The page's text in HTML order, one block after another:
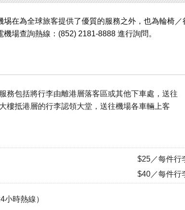
在為全球旅客提供了優質的服務之外，也為輪椅／
場查詢熱線：(852) 2181-8888 進行詢問。
務包括將行李由離港層落客區或其他下車處，送往
樓抵港層的行李認領大堂，送往機場各車輛上客
$25／每件行
$40／每件行
時熱線）